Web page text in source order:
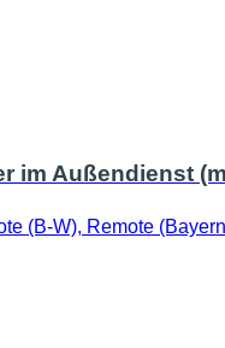
im Außendienst
(B-W), Remote